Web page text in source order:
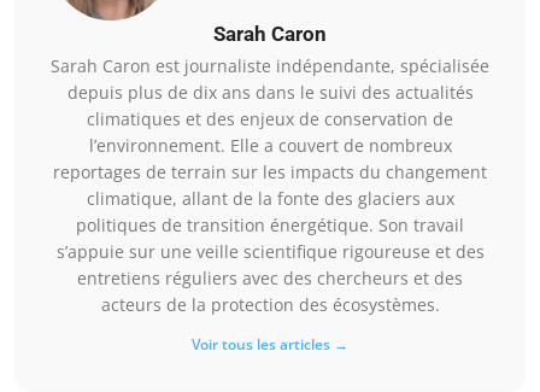
Sarah Caron
Sarah Caron est journaliste indépendante, spécialisée
depuis plus de dix ans dans le suivi des actualités
climatiques et des enjeux de conservation de
l’environnement. Elle a couvert de nombreux
reportages de terrain sur les impacts du changement
climatique, allant de la fonte des glaciers aux
politiques de transition énergétique. Son travail
s’appuie sur une veille scientifique rigoureuse et des
entretiens réguliers avec des chercheurs et des
acteurs de la protection des écosystèmes.
Voir tous les articles →